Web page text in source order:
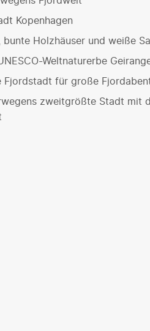
Kopenhagen
Holzhäuser und weiße
Weltnaturerbe
Fjordstadt für große
zweitgrößte Stadt mit